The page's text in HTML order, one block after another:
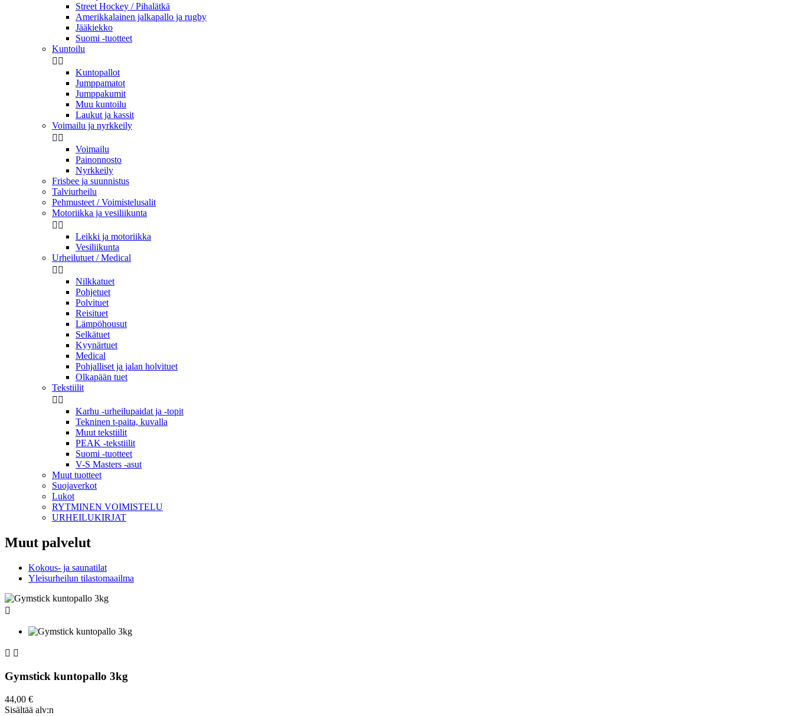
Street Hockey / Pihalätkä
Amerikkalainen jalkapallo ja rugby
Jääkiekko
Suomi -tuotteet
Kuntoilu
 
Kuntopallot
Jumppamatot
Jumppakumit
Muu kuntoilu
Laukut ja kassit
Voimailu ja nyrkkeily
 
Voimailu
Painonnosto
Nyrkkeily
Frisbee ja suunnistus
Talviurheilu
Pehmusteet / Voimistelusalit
Motoriikka ja vesiliikunta
 
Leikki ja motoriikka
Vesiliikunta
Urheilutuet / Medical
 
Nilkkatuet
Pohjetuet
Polvituet
Reisituet
Lämpöhousut
Selkätuet
Kyynärtuet
Medical
Pohjalliset ja jalan holvituet
Olkapään tuet
Tekstiilit
 
Karhu -urheilupaidat ja -topit
Tekninen t-paita, kuvalla
Muut tekstiilit
PEAK -tekstiilit
Suomi -tuotteet
V-S Masters -asut
Muut tuotteet
Suojaverkot
Lukot
RYTMINEN VOIMISTELU
URHEILUKIRJAT
Muut palvelut
Kokous- ja saunatilat
Yleisurheilun tilastomaailma

 
Gymstick kuntopallo 3kg
44,00 €
Sisältää alv:n